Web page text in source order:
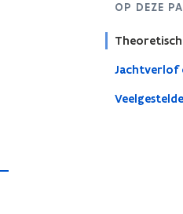
OP DEZE
Jachtverlof